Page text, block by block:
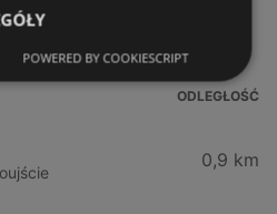
ODLEGŁOŚĆ
0,9 km
POWERED BY COOKIESCRIPT